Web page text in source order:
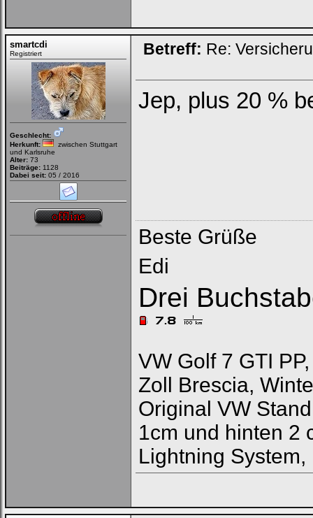
smartcdi
Registriert
Geschlecht:
Herkunft:
zwischen Stuttgart
und Karlsruhe
Alter: 73
Beiträge: 1128
Dabei seit: 05 / 2016
Betreff: Re:
Jep, plus 20 %
Beste Grüße
Edi
Drei
VW Golf 7 GTI
Zoll Brescia,
Original VW
1cm und hinten 2
Lightning